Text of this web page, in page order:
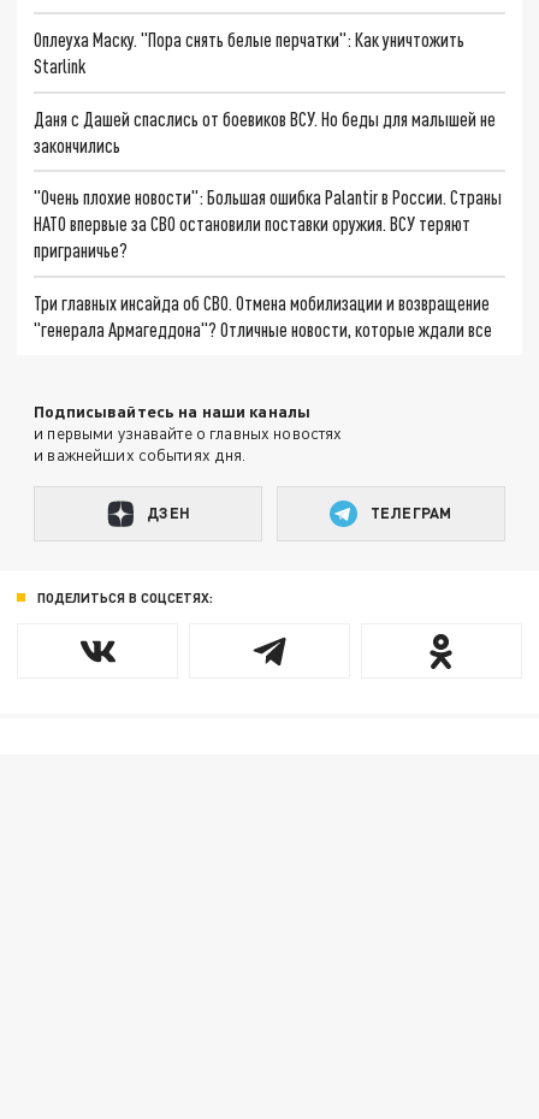
Оплеуха Маску. "Пора снять белые перчатки": Как уничтожить
Starlink
Даня с Дашей спаслись от боевиков ВСУ. Но беды для малышей не
закончились
"Очень плохие новости": Большая ошибка Palantir в России. Страны
НАТО впервые за СВО остановили поставки оружия. ВСУ теряют
приграничье?
Три главных инсайда об СВО. Отмена мобилизации и возвращение
"генерала Армагеддона"? Отличные новости, которые ждали все
Подписывайтесь на наши каналы
и первыми узнавайте о главных новостях
и важнейших событиях дня.
ДЗЕН ТЕЛЕГРАМ
ПОДЕЛИТЬСЯ В СОЦСЕТЯХ: